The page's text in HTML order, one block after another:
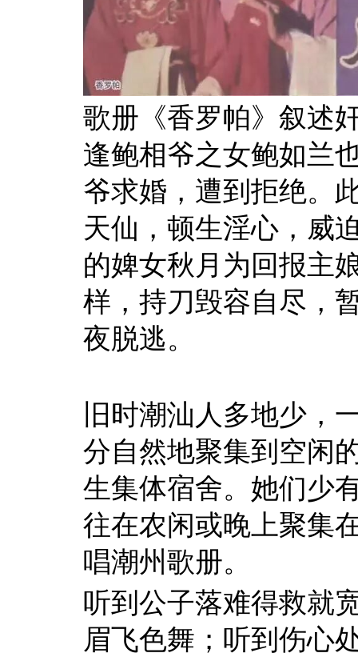
歌册《香罗帕》叙述
逢鲍相爷之女鲍如兰
爷求婚，遭到拒绝。
天仙，顿生淫心，威
的婢女秋月为回报主
样，持刀毁容自尽，
夜脱逃。
旧时潮汕人多地少，
分自然地聚集到空闲
生集体宿舍。她们少
往在农闲或晚上聚集
唱潮州歌册。
听到公子落难得救就
眉飞色舞；听到伤心